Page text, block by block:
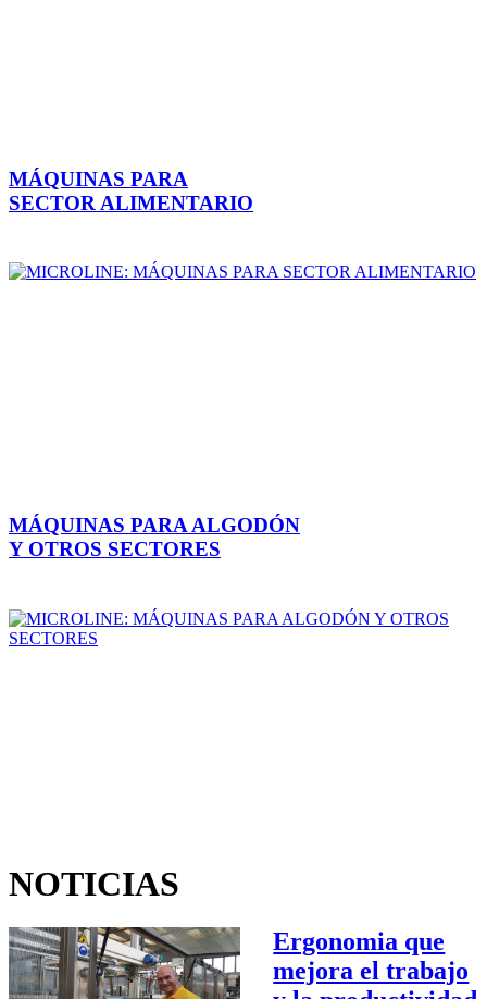
MÁQUINAS PARA
SECTOR ALIMENTARIO
MÁQUINAS PARA ALGODÓN
Y OTROS SECTORES
NOTICIAS
Ergonomia que
mejora el trabajo